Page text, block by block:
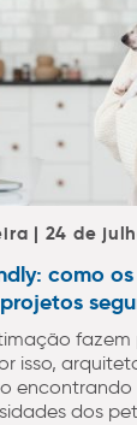
| 24 de
como
isso,
dos